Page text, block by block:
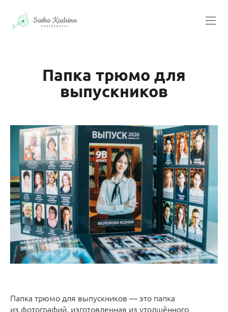
Папка трюмо для
выпускников
Папка трюмо для выпускников — это папка
из фотографий, изготовленная из утолщённого